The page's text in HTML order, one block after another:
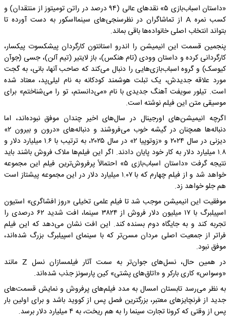
«داستان اسباب‌بازی ۵» نقدهای عالی (۹۴ درصد در راتن تومیتوز از منتقدان) و
کسب نمره A از تماشاگران در نظرسنجی‌های سینمااسکور به دست آورده تا
بتواند انتخاب اصلی خانواده‌ها باقی بماند.
پنجمین قسمت این انیمیشن را اندرو استانتون کارگردان پیشکسوت پیکسار،
کارگردانی کرده و داستان وودی (تام هنکس)، باز لایتیر (تیم آلن)، جسی (جوآن
کیوسک) و گروه اسباب‌بازی‌هایی را دنبال می‌کند که صاحب آنها، بانی، به گجت
مورد علاقه جدیدش، یک تبلت هوشمند کودکانه به نام لیلی‌پد، معتاد ‌شده
است. تیلور سویفت آهنگ جدیدی با نام «می‌دانستم، تو را می‌شناختم» برای
موسیقی متن این فیلم نوشته است.
اگرچه انیمیشن‌های اورجینال در سال‌های اخیر چندان موفق نبوده‌اند، اما
دنباله‌ها همچنان در گیشه خوب می‌فروشند و دنباله‌های «درون و بیرون ۲»
دیزنی در سال ۲۰۲۴ و «زوتوپیا ۲» در سال ۲۰۲۵، به ترتیب با ۱.۶ میلیارد دلار و
۱.۸ میلیارد دلار به کار خود پایان دادند. اگر این فیلم‌ها ملاک فروش باشند باید
نتیجه گرفت «داستان اسباب‌بازی ۵» احتمالاً پرفروش‌ترین فیلم این مجموعه
خواهد شد و از فیلم چهارم که با ۱.۰۷ میلیارد دلار در این مجموعه پیشتاز است
هم جلو خواهد زد.
موفقیت این انیمیشن موجب شد تا فیلم علمی تخیلی «روز افشاگری» استیون
اسپیلبرگ با ۱۷ میلیون دلار فروش از ۳۸۲۴ سینما، افت شدید ۶۲ درصدی را
تجربه کند و به جایگاه دوم بسنده کند. این افت نشان می‌دهد که این فیلم
فراتر از جمعیت اصلی مردان مسن‌تر که با سینمای اسپیلبرگ بزرگ شده‌اند،
موفق نبود.
در همین حال، نسل‌های جوان‌تر به سمت آثار فیلمسازان نسل Z مانند
«وسواس» کاری بارکر و «اتاق‌های پشتی» کین پارسونز جذب شده‌اند.
به نظر می‌رسد تابستان امسال به مدد فیلم‌های پرفروش و نمایش قسمت‌های
جدید از فرنچایزهای معتبر، بزرگترین فصل پس از کووید باشد و برای اولین بار
پس از وقتی که کرونا تجارت سینما را به هم ریخت، به ۴ میلیارد دلار برسد.